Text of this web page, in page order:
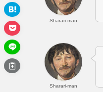
Sharari-man
Sharari-man